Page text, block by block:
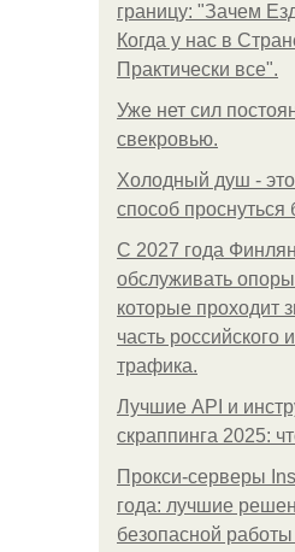
границу: "Зачем
Когда у нас в
Практически все".
Уже нет сил
свекровью.
Холодный душ -
способ проснуться
С 2027 года
обслуживать
которые проходит
часть российского
трафика.
Лучшие API и
скраппинга 2025:
Прокси-серверы
года: лучшие
безопасной